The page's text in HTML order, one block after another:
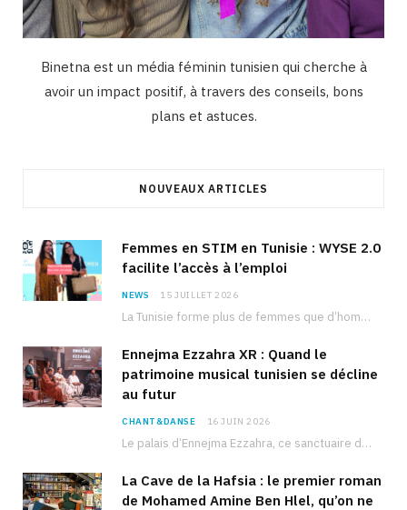
Binetna est un média féminin tunisien qui cherche à
avoir un impact positif, à travers des conseils, bons
plans et astuces.
NOUVEAUX ARTICLES
Femmes en STIM en Tunisie : WYSE 2.0
facilite l’accès à l’emploi
NEWS 15 JUILLET 2026
La Tunisie forme plus de femmes que d’hommes dans les filières scientifiques. Pourtant, pour beaucoup…
Ennejma Ezzahra XR : Quand le
patrimoine musical tunisien se décline
au futur
CHANT&DANSE 16 JUIN 2026
Le palais d’Ennejma Ezzahra, ce sanctuaire de la musique tunisienne et méditerranéenne construit par le…
La Cave de la Hafsia : le premier roman
de Mohamed Amine Ben Hlel, qu’on ne